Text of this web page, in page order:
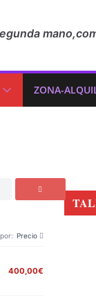
ZONA-
Precio
400,00€